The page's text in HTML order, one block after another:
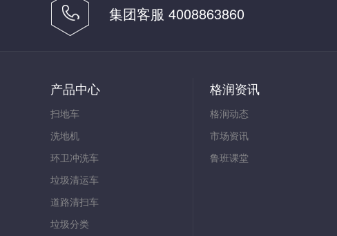
集团客服 4008863860
产品中心
扫地车
洗地机
环卫冲洗车
垃圾清运车
道路清扫车
垃圾分类
格润资讯
格润动态
市场资讯
鲁班课堂